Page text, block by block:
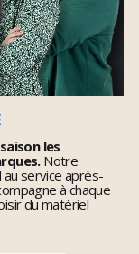
les
Notre
service après-
à chaque
du matériel